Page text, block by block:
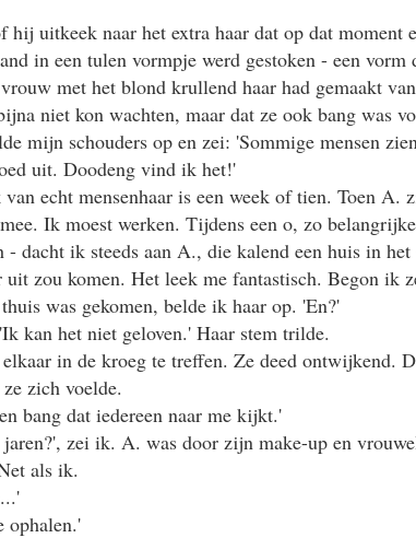
uitkeek naar het extra haar dat op dat moment
in een tulen vormpje werd gestoken - een vorm
met het blond krullend haar had gemaakt
niet kon wachten, maar dat ze ook bang was
mijn schouders op en zei: 'Sommige mensen
uit. Doodeng vind ik het!'
echt mensenhaar is een week of tien. Toen
Ik moest werken. Tijdens een o, zo
dacht ik steeds aan A., die kalend een huis in
uit zou komen. Het leek me fantastisch. Begon ik
was gekomen, belde ik haar op. 'En?'
kan het niet geloven.' Haar stem trilde.
in de kroeg te treffen. Ze deed ontwijkend.
zich voelde.
bang dat iedereen naar me kijkt.'
zei ik. A. was door zijn make-up en
als ik.
ophalen.'